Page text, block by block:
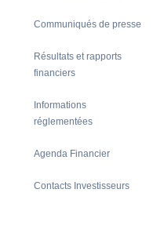
Communiqués de presse
Résultats et rapports
financiers
Informations
réglementées
Agenda Financier
Contacts Investisseurs